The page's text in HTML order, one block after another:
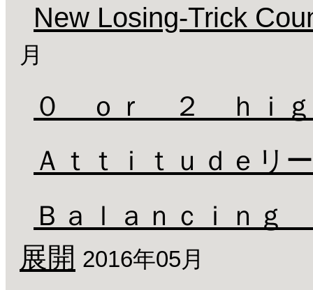
New Losing-Trick
月
０ ｏｒ ２ ｈｉｇ
Ａｔｔｉｔｕｄｅリ
Ｂａｌａｎｃｉｎｇ
展開 2016年05月